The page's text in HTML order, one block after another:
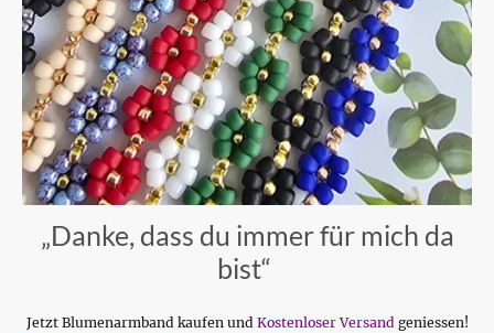
„Danke, dass du immer für mich da
bist“
Jetzt Blumenarmband kaufen und Kostenloser Versandgeniessen!